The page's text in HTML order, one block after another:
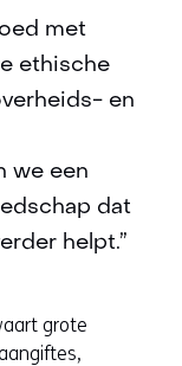
met
ethische
en
we een
dat
helpt.”
grote